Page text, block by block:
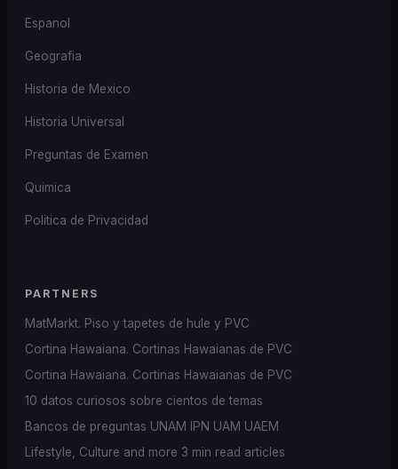
Espanol
Geografia
Historia de Mexico
Historia Universal
Preguntas de Examen
Quimica
Politica de Privacidad
PARTNERS
MatMarkt. Piso y tapetes de hule y PVC
Cortina Hawaiana. Cortinas Hawaianas de PVC
Cortina Hawaiana. Cortinas Hawaianas de PVC
10 datos curiosos sobre cientos de temas
Bancos de preguntas UNAM IPN UAM UAEM
Lifestyle, Culture and more 3 min read articles